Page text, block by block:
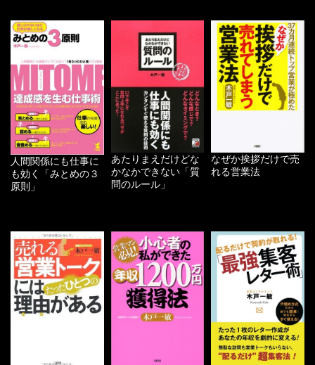
人間関係にも仕事に
も効く「みとめの３
原則」
あたりまえだけどな
かなかできない「質
問のルール」
なぜか挨拶だけで売
れる営業法